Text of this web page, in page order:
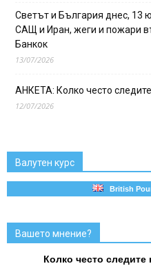
Светът и България днес, 13
САЩ и Иран, жеги и пожари
Банкок
13/07/2026
АНКЕТА: Колко често
12/07/2026
Валутен курс
British
Вашето мнение?
Колко често